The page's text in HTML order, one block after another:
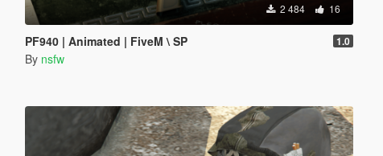
2 484 16
PF940 | Animated | FiveM \ SP 1.0
By nsfw